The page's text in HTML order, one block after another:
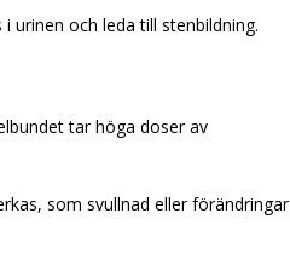
urinen och leda till stenbildning.
tar höga doser av
som svullnad eller förändringar